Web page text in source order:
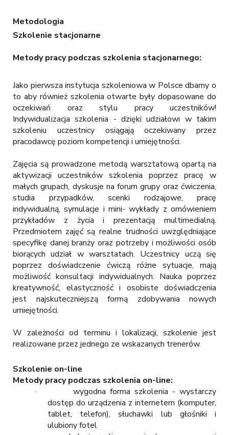
Metodologia
Szkolenie stacjonarne
Metody pracy podczas szkolenia stacjonarnego:
Jako pierwsza instytucja szkoleniowa w Polsce dbamy o
to aby również szkolenia otwarte były dopasowane do
oczekiwań oraz stylu pracy uczestników!
Indywidualizacja szkolenia - dzięki udziałowi w takim
szkoleniu uczestnicy osiągają oczekiwany przez
pracodawcę poziom kompetencji i umiejętności.
Zajęcia są prowadzone metodą warsztatową opartą na
aktywizacji uczestników szkolenia poprzez pracę w
małych grupach, dyskusje na forum grupy oraz ćwiczenia,
studia przypadków, scenki rodzajowe, pracę
indywidualną, symulacje i mini- wykłady z omówieniem
przykładów z życia i prezentacją multimedialną.
Przedmiotem zajęć są realne trudności uwzględniające
specyfikę danej branży oraz potrzeby i możliwości osób
biorących udział w warsztatach. Uczestnicy uczą się
poprzez doświadczenie ćwiczą różne sytuacje, mają
możliwość konsultacji indywidualnych. Nauka poprzez
kreatywność, elastyczność i osobiste doświadczenia
jest najskuteczniejszą formą zdobywania nowych
umiejętności.
W zależności od terminu i lokalizacji, szkolenie jest
realizowane przez jednego ze wskazanych trenerów.
Szkolenie on-line
Metody pracy podczas szkolenia on-line:
· wygodna forma szkolenia - wystarczy
dostęp do urządzenia z internetem (komputer,
tablet, telefon), słuchawki lub głośniki i
ulubiony fotel